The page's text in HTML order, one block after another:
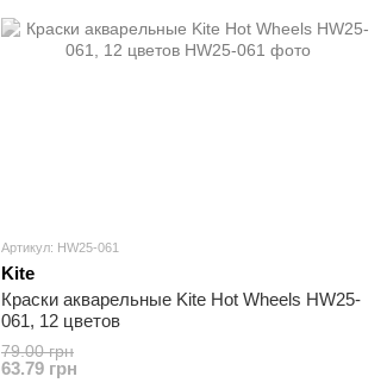
Артикул: HW25-061
Kite
Краски акварельные Kite Hot Wheels HW25-
061, 12 цветов
79.00 грн
63.79 грн